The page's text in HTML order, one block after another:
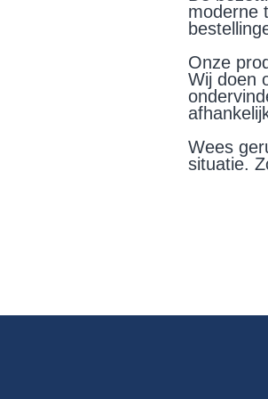
moderne
Onze
Wij doen
Wees
situatie.